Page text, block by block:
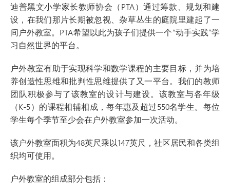
迪普黑文小学家长教师协会（PTA）通过筹款、规划和建
设，在我们那片长期被忽视、杂草丛生的庭院里建起了一
间户外教室。PTA希望以此为孩子们提供一个“动手实践”学
习自然世界的平台。
户外教室有助于实现科学和数学课程的主要目标，并为培
养创造性思维和批判性思维提供了又一平台。我们的教师
团队积极参与了该教室的设计与建设。该教室与各年级
（K-5）的课程相辅相成，每年惠及超过550名学生。每位
学生每个季节至少会在户外教室参加一次活动。
该户外教室面积为48英尺乘以147英尺，社区居民和各类组
织均可使用。
户外教室的组成部分包括：